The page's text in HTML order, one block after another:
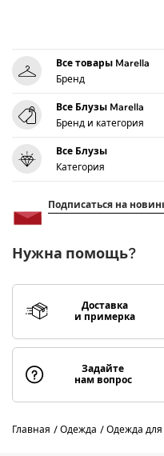
Все товары Marella
Бренд
Все Блузы Marella
Бренд и категория
Все Блузы
Категория
Подписаться на
Нужна помощь?
Доставка
и примерка
Задайте
нам вопрос
Главная Одежда Одежда